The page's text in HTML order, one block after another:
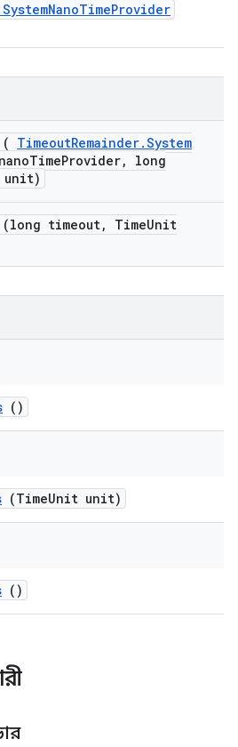
SystemNanoTimeProvider
( TimeoutRemainder.System
nanoTimeProvider,
long
unit)
(long timeout, TimeUnit
()
(TimeUnit unit)
()